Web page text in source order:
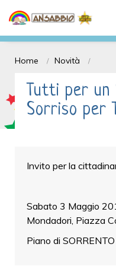
Dona il 5 x mille e
onlus
Home Novità
Tutti per un
Sorriso per
Invito per la
Sabato 3 Maggio
Mondadori, Piazza
Piano di SORRENTO